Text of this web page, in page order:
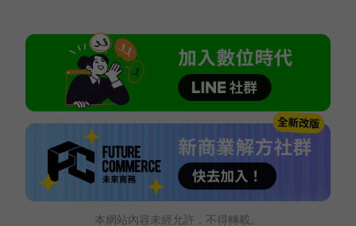
本網站內容未經允許，不得轉載。